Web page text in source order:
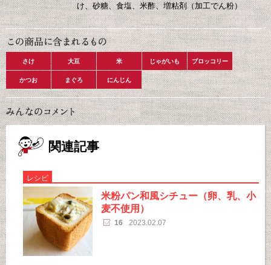
け、砂糖、食塩、米酢、増粘剤（加工でん粉）
さけ 大豆 米 じゃがいも ブロッコリー
かつお まぐろ にんじん
関連記事
レシピ
米粉パン和風シチュー（卵、乳、小
麦不使用）
16 2023.02.07